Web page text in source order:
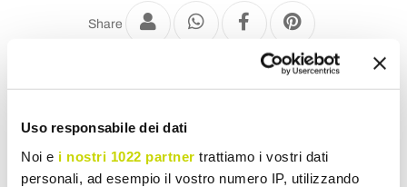
Uso responsabile dei dati
Noi e i nostri 1022 partner trattiamo i vostri dati
personali, ad esempio il vostro numero IP, utilizzando
Share